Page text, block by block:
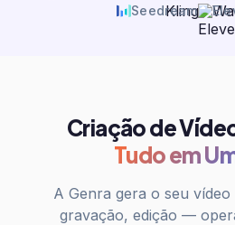
Tudo em
gravação, edição —
verdade na sua frente, e